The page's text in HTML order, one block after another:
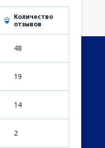
Количество
отзывов
48
19
14
2